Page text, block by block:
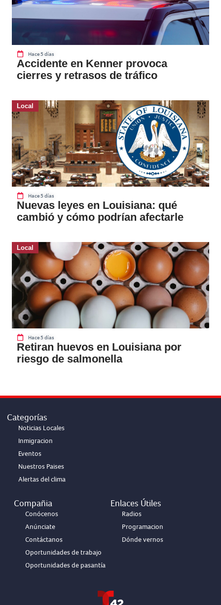
Hace 5 días
Accidente en Kenner provoca
cierres y retrasos de tráfico
Local
Hace 5 días
Nuevas leyes en Louisiana: qué
cambió y cómo podrían afectarle
Local
Hace 5 días
Retiran huevos en Louisiana por
riesgo de salmonella
Categorías
Noticias Locales
Inmigracion
Eventos
Nuestros Paises
Alertas del clima
Compañia
Conócenos
Anúnciate
Contáctanos
Oportunidades de trabajo
Oportunidades de pasantía
Enlaces Útiles
Radios
Programacion
Dónde vernos